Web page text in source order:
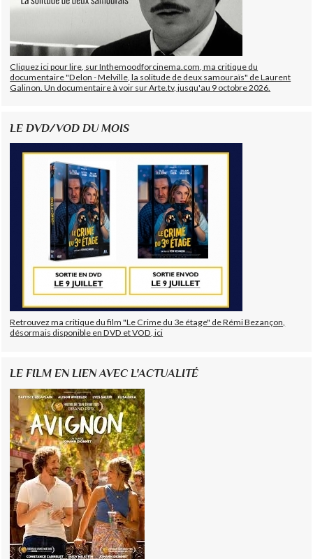
Cliquez ici pour lire, sur Inthemoodforcinema.com, ma critique du
documentaire "Delon - Melville, la solitude de deux samouraïs" de Laurent
Galinon. Un documentaire à voir sur Arte.tv, jusqu'au 9 octobre 2026.
LE DVD/VOD DU MOIS
Retrouvez ma critique du film "Le Crime du 3e étage" de Rémi Bezançon,
désormais disponible en DVD et VOD, ici
LE FILM EN LIEN AVEC L'ACTUALITÉ